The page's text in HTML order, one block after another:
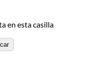
en esta casilla